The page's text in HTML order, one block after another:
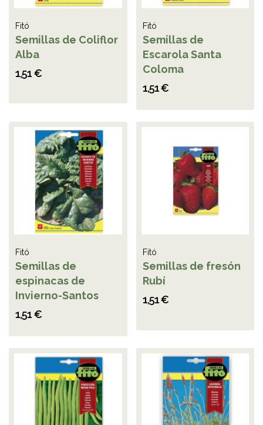
Fitó
Semillas de Coliflor
Alba
1,51 €
Fitó
Semillas de
Escarola Santa
Coloma
1,51 €
Fitó
Semillas de
espinacas de
Invierno-Santos
1,51 €
Fitó
Semillas de fresón
Rubí
1,51 €